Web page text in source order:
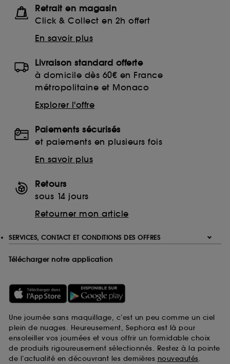
Retrait en magasin
Click & Collect en 2h offert
En savoir plus
Livraison standard offerte
à domicile dès 60€ en France
métropolitaine et Monaco
Explorer l'offre
Paiements sécurisés
et paiements en plusieurs fois
En savoir plus
Retours
sous 14 jours
Retourner mon article
SERVICES, CONTACT ET CONDITIONS DES OFFRES
Télécharger notre application
Une journée sans maquillage, c’est un peu comme un ciel
plein de nuages. Heureusement, Sephora est là pour
ensoleiller vos journées et vous offrir un formidable choix
de produits rigoureusement sélectionnés. Restez à la pointe
de l’actualité en découvrant les dernières nouveautés.